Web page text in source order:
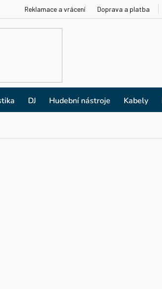
Reklamace a vrácení Doprava a platba
DJ Hudební nástroje Kabely